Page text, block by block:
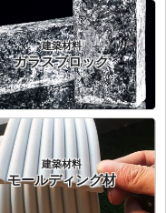
建築材料
ガラスブロック
建築材料
モールディング材